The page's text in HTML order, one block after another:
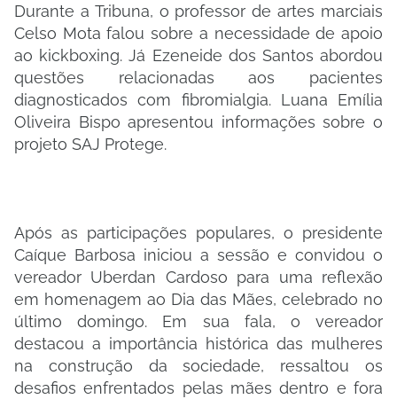
Durante a Tribuna, o professor de artes marciais
Celso Mota falou sobre a necessidade de apoio
ao kickboxing. Já Ezeneide dos Santos abordou
questões relacionadas aos pacientes
diagnosticados com fibromialgia. Luana Emília
Oliveira Bispo apresentou informações sobre o
projeto SAJ Protege.
Após as participações populares, o presidente
Caíque Barbosa iniciou a sessão e convidou o
vereador Uberdan Cardoso para uma reflexão
em homenagem ao Dia das Mães, celebrado no
último domingo. Em sua fala, o vereador
destacou a importância histórica das mulheres
na construção da sociedade, ressaltou os
desafios enfrentados pelas mães dentro e fora